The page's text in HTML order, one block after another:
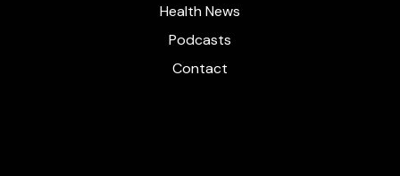
Health News
Podcasts
Contact